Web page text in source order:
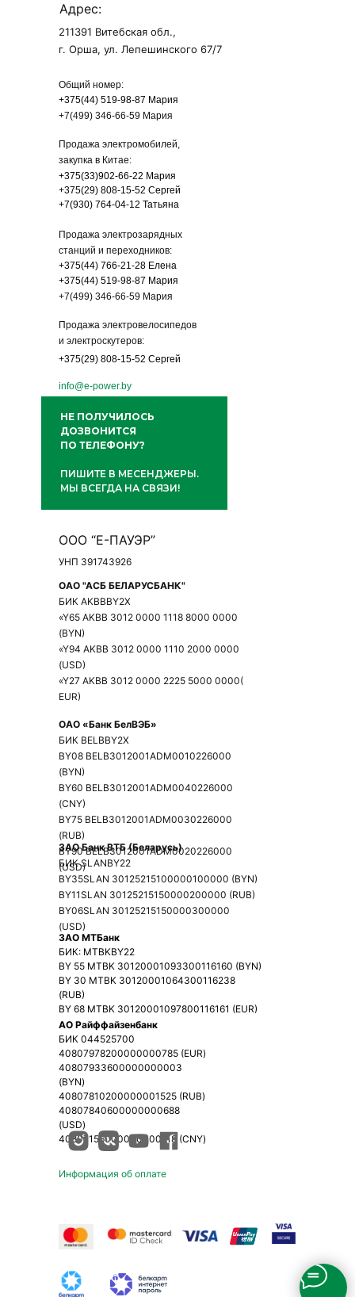
ООО “Е-ПАУЭР”
Адрес:
Информация об оплате
УНП 391743926
211391 Витебская обл.,
г. Орша, ул. Лепешинского 67/7
ОАО "АСБ БЕЛАРУСБАНК"
БИК AKBBBY2X
«Y65 AKBB 3012 0000 1118 8000 0000
(BYN)
«Y94 AKBB 3012 0000 1110 2000 0000
(USD)
«Y27 AKBB 3012 0000 2225 5000 0000(
EUR)
ОАО «Банк БелВЭБ»
БИК BELBBY2X
BY08 BELB3012001ADM0010226000
(BYN)
BY60 BELB3012001ADM0040226000
(CNY)
BY75 BELB3012001ADM0030226000
(RUB)
BY90 BELB3012001ADM0020226000
(USD)
ЗАО Банк ВТБ (Беларусь)
БИК SLANBY22
BY35SLAN 30125215100000100000 (BYN)
BY11SLAN 30125215150000200000 (RUB)
BY06SLAN 30125215150000300000
(USD)
ЗАО МТБанк
БИК: MTBKBY22
BY 55 MTBK 30120001093300116160 (BYN)
BY 30 MTBK 30120001064300116238
(RUB)
BY 68 MTBK 30120001097800116161 (EUR)
АО Райффайзенбанк
БИК 044525700
40807978200000000785 (EUR)
40807933600000000003
(BYN)
40807810200000001525 (RUB)
40807840600000000688
(USD)
40807156000000000118 (CNY)
Общий номер:
info@e-power.by
Продажа электрозарядных
станций и переходников:
Продажа электромобилей,
закупка в Китае:
Продажа электровелосипедов
и электроскутеров:
+375(44) 519-98-87 Мария
+375(44) 519-98-87 Мария
+375(44) 766-21-28 Елена
+375(33)902-66-22 Мария
+375(29) 808-15-52 Сергей
+7(930) 764-04-12 Татьяна
+375(29) 808-15-52 Сергей
+7(499) 346-66-59 Мария
+7(499) 346-66-59 Мария
НЕ ПОЛУЧИЛОСЬ
ДОЗВОНИТСЯ
ПО ТЕЛЕФОНУ?
ПИШИТЕ В МЕСЕНДЖЕРЫ.
МЫ ВСЕГДА НА СВЯЗИ!